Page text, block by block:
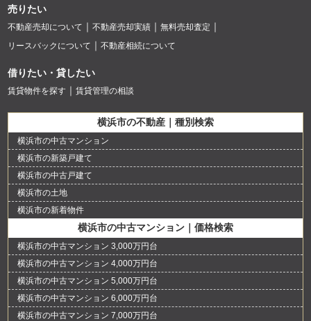
売りたい
不動産売却について 不動産売却実績
無料売却査定
リースバックについて
不動産相続について
借りたい・貸したい
賃貸物件を探す 賃貸管理の相談
横浜市の不動産｜種別検索
横浜市の中古マンション
横浜市の新築戸建て
横浜市の中古戸建て
横浜市の土地
横浜市の新着物件
横浜市の中古マンション｜価格検索
横浜市の中古マンション 3,000万円台
横浜市の中古マンション 4,000万円台
横浜市の中古マンション 5,000万円台
横浜市の中古マンション 6,000万円台
横浜市の中古マンション 7,000万円台